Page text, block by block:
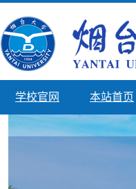
学校官网 本站首页